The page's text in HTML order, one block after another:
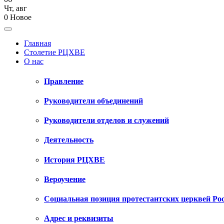
Чт, авг
0 Новое
Главная
Столетие РЦХВЕ
О нас
Правление
Руководители объединений
Руководители отделов и служений
Деятельность
История РЦХВЕ
Вероучение
Социальная позиция протестантских церквей
Адрес и реквизиты